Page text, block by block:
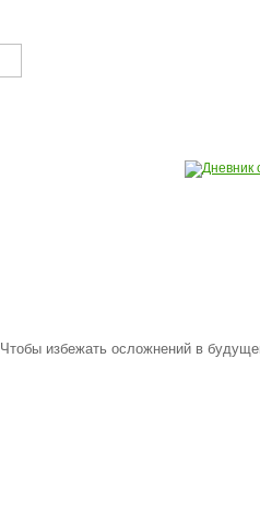
Чтобы избежать осложнений в